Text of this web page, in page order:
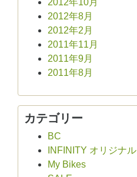
2012年8月
2012年2月
2011年11月
2011年9月
2011年8月
カテゴリー
BC
INFINITY オリジナル
My Bikes